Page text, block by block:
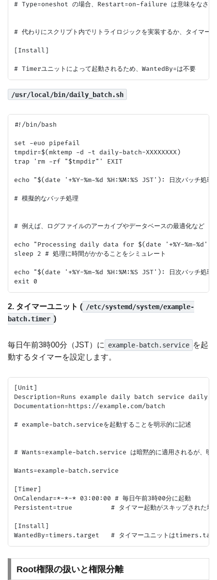
# Type=oneshot の場合、Restart=on-failure は意味をなさな
# 代わりにスクリプト内でリトライロジックを実装するか、タイマー
[Install]
/usr/local/bin/daily_batch.sh
#!/bin/bash
set -euo pipefail
tmpdir=$(mktemp -d -t daily-batch-XXXXXXXX)
trap 'rm -rf "$tmpdir"' EXIT
echo "$(date '+%Y-%m-%d %H:%M:%S JST'): 日次バッチ処
# 模擬的なバッチ処理
# 例えば、ログファイルのアーカイブやデータベースの最適化など
echo "Processing daily data for $(date '+%Y-%m-
sleep 2 # 処理に時間がかかることをシミュレート
echo "$(date '+%Y-%m-%d %H:%M:%S JST'): 日次バッチ処理
2. タイマーユニット ( /etc/systemd/system/example-
batch.timer )
毎日午前3時00分（JST）に example-batch.service を起
動するタイマーを設定します。
[Unit]
Description=Runs example daily batch service daily
Documentation=https://example.com/batch
# example-batch.serviceを起動することを明示的に記述
# Wants=example-batch.service は暗黙的に適用されるが、明示
Wants=example-batch.service
[Timer]
OnCalendar=*-*-* 03:00:00 # 毎日午前3時00分に起動
Persistent=true          # タイマー起動がスキップされた場合
[Install]
Root権限の扱いと権限分離